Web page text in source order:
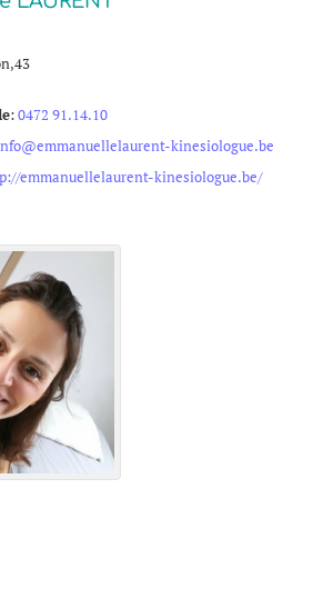
:0472 91.14.10
kinesiologue.be
emmanuellelaurent-kinesiologue.be/